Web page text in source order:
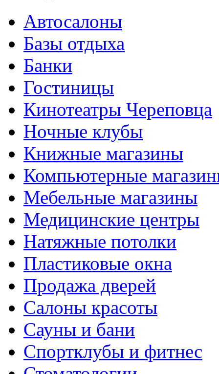
Автосалоны
Базы отдыха
Банки
Гостиницы
Кинотеатры Череповца
Ночные клубы
Книжные магазины
Компьютерные
Мебельные магазины
Медицинские центры
Натяжные потолки
Пластиковые окна
Продажа дверей
Салоны красоты
Сауны и бани
Спортклубы и фитнес